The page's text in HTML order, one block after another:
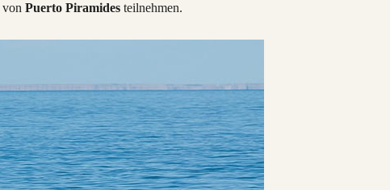
vonPuerto Piramides teilnehmen.